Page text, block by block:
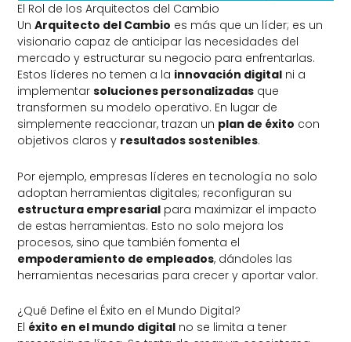
El Rol de los Arquitectos del Cambio
UnArquitecto del Cambio es más que un líder; es un
visionario capaz de anticipar las necesidades del
mercado y estructurar su negocio para enfrentarlas.
Estos líderes no temen a la innovación digital ni a
implementarsoluciones personalizadas que
transformen su modelo operativo. En lugar de
simplemente reaccionar, trazan un plan de éxito con
objetivos claros y resultados sostenibles.
Por ejemplo, empresas líderes en tecnología no solo
adoptan herramientas digitales; reconfiguran su
estructura empresarial para maximizar el impacto
de estas herramientas. Esto no solo mejora los
procesos, sino que también fomenta el
empoderamiento de empleados, dándoles las
herramientas necesarias para crecer y aportar valor.
¿Qué Define el Éxito en el Mundo Digital?
El éxito en el mundo digital no se limita a tener